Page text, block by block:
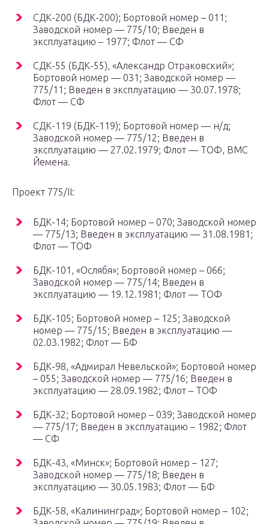
СДК-200 (БДК-200); Бортовой номер – 011;
Заводской номер — 775/10; Введен в
эксплуатацию – 1977; Флот — СФ
СДК-55 (БДК-55), «Александр Отраковский»;
Бортовой номер — 031; Заводской номер —
775/11; Введен в эксплуатацию — 30.07.1978;
Флот — СФ
СДК-119 (БДК-119); Бортовой номер — н/д;
Заводской номер — 775/12; Введен в
эксплуатацию — 27.02.1979; Флот — ТОФ, ВМС
Йемена.
Проект 775/II:
БДК-14; Бортовой номер – 070; Заводской номер
— 775/13; Введен в эксплуатацию — 31.08.1981;
Флот — ТОФ
БДК-101, «Ослябя»; Бортовой номер – 066;
Заводской номер — 775/14; Введен в
эксплуатацию — 19.12.1981; Флот — ТОФ
БДК-105; Бортовой номер – 125; Заводской
номер — 775/15; Введен в эксплуатацию —
02.03.1982; Флот — БФ
БДК-98, «Адмирал Невельской»; Бортовой номер
– 055; Заводской номер — 775/16; Введен в
эксплуатацию — 28.09.1982; Флот – ТОФ
БДК-32; Бортовой номер – 039; Заводской номер
— 775/17; Введен в эксплуатацию – 1982; Флот
— СФ
БДК-43, «Минск»; Бортовой номер – 127;
Заводской номер — 775/18; Введен в
эксплуатацию — 30.05.1983; Флот — БФ
БДК-58, «Калининград»; Бортовой номер – 102;